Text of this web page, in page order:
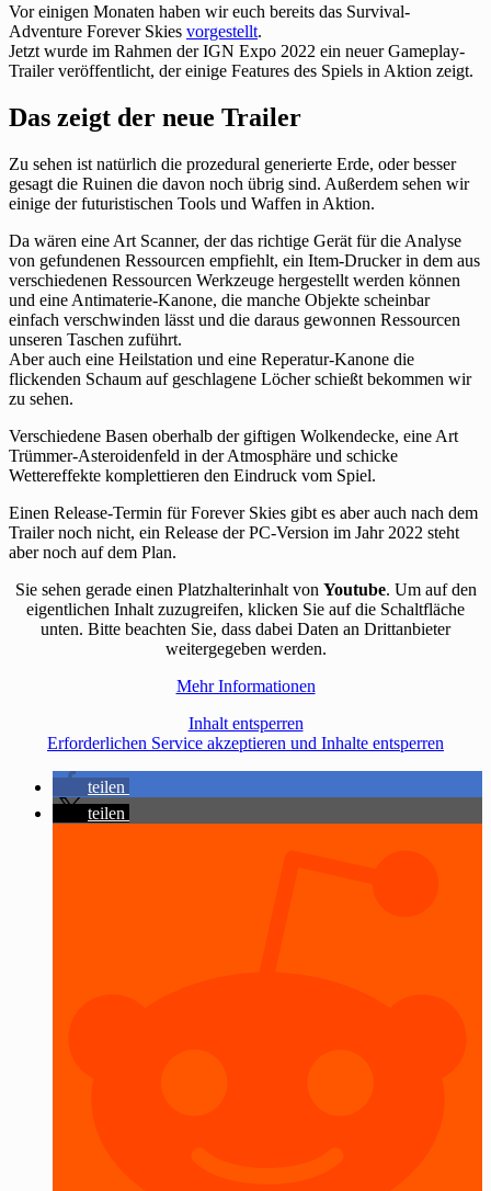
Vor einigen Monaten haben wir euch bereits das Survival-
Adventure Forever Skies vorgestellt.
Jetzt wurde im Rahmen der IGN Expo 2022 ein neuer Gameplay-
Trailer veröffentlicht, der einige Features des Spiels in Aktion zeigt.
Das zeigt der neue Trailer
Zu sehen ist natürlich die prozedural generierte Erde, oder besser
gesagt die Ruinen die davon noch übrig sind. Außerdem sehen wir
einige der futuristischen Tools und Waffen in Aktion.
Da wären eine Art Scanner, der das richtige Gerät für die Analyse
von gefundenen Ressourcen empfiehlt, ein Item-Drucker in dem aus
verschiedenen Ressourcen Werkzeuge hergestellt werden können
und eine Antimaterie-Kanone, die manche Objekte scheinbar
einfach verschwinden lässt und die daraus gewonnen Ressourcen
unseren Taschen zuführt.
Aber auch eine Heilstation und eine Reperatur-Kanone die
flickenden Schaum auf geschlagene Löcher schießt bekommen wir
zu sehen.
Verschiedene Basen oberhalb der giftigen Wolkendecke, eine Art
Trümmer-Asteroidenfeld in der Atmosphäre und schicke
Wettereffekte komplettieren den Eindruck vom Spiel.
Einen Release-Termin für Forever Skies gibt es aber auch nach dem
Trailer noch nicht, ein Release der PC-Version im Jahr 2022 steht
aber noch auf dem Plan.
Sie sehen gerade einen Platzhalterinhalt von Youtube. Um auf den
eigentlichen Inhalt zuzugreifen, klicken Sie auf die Schaltfläche
unten. Bitte beachten Sie, dass dabei Daten an Drittanbieter
weitergegeben werden.
Mehr Informationen
Inhalt entsperren
Erforderlichen Service akzeptieren und Inhalte entsperren
teilen
teilen